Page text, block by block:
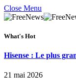
Close Menu
What's Hot
Hisense : Le plus
21 mai 2026